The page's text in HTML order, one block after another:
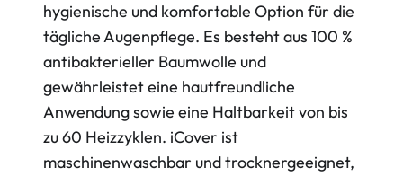
hygienische und komfortable Option für die
tägliche Augenpflege. Es besteht aus 100 %
antibakterieller Baumwolle und
gewährleistet eine hautfreundliche
Anwendung sowie eine Haltbarkeit von bis
zu 60 Heizzyklen. iCover ist
maschinenwaschbar und trocknergeeignet,